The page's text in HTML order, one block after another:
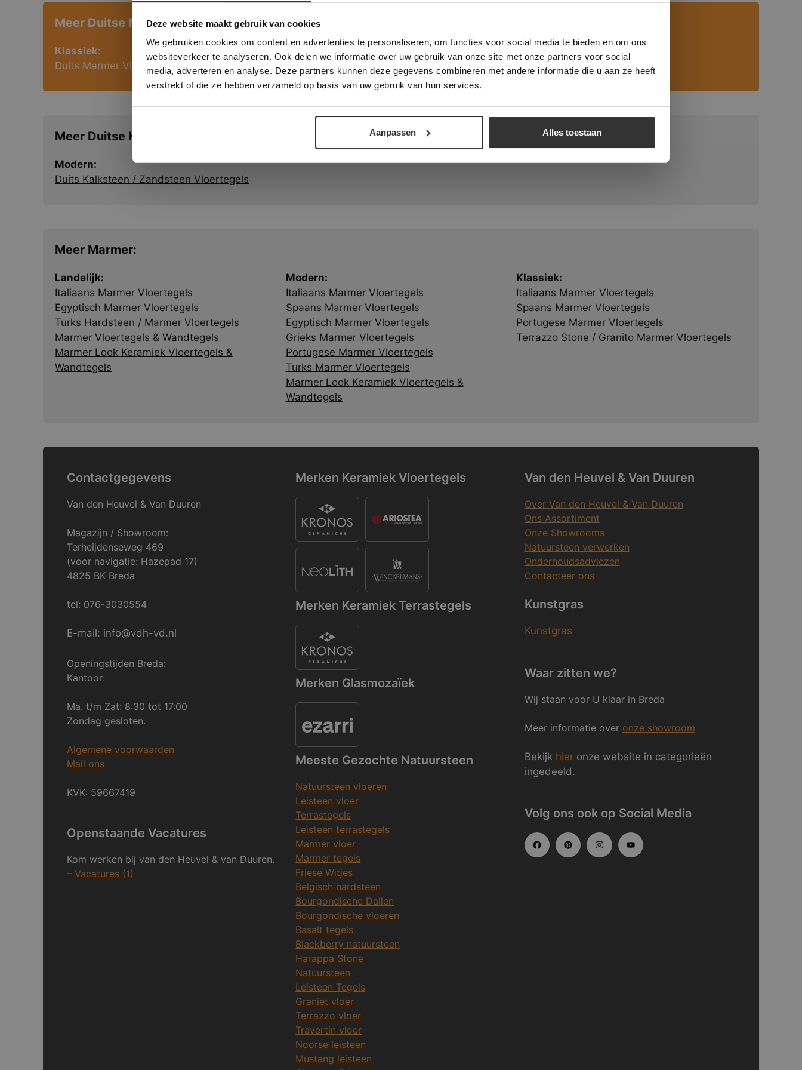
Deze website maakt gebruik van cookies
We gebruiken cookies om content en advertenties te personaliseren, om functies voor social media te bieden en om ons
websiteverkeer te analyseren. Ook delen we informatie over uw gebruik van onze site met onze partners voor social
media, adverteren en analyse. Deze partners kunnen deze gegevens combineren met andere informatie die u aan ze heeft
verstrekt of die ze hebben verzameld op basis van uw gebruik van hun services.
Aanpassen Alles toestaan
Meer Duitse Marmer Vloertegels:
Klassiek:
Duits Marmer Vloertegels
Meer Duitse Kalksteen Vloertegels:
Modern:
Duits Kalksteen / Zandsteen Vloertegels
Meer Marmer:
Landelijk:
Italiaans Marmer Vloertegels
Egyptisch Marmer Vloertegels
Turks Hardsteen / Marmer Vloertegels
Marmer Vloertegels & Wandtegels
Marmer Look Keramiek Vloertegels &
Wandtegels
Modern:
Italiaans Marmer Vloertegels
Spaans Marmer Vloertegels
Egyptisch Marmer Vloertegels
Grieks Marmer Vloertegels
Portugese Marmer Vloertegels
Turks Marmer Vloertegels
Marmer Look Keramiek Vloertegels &
Wandtegels
Klassiek:
Italiaans Marmer Vloertegels
Spaans Marmer Vloertegels
Portugese Marmer Vloertegels
Terrazzo Stone / Granito Marmer Vloertegels
Contactgegevens
Van den Heuvel & Van Duuren
Magazijn / Showroom:
Terheijdenseweg 469
(voor navigatie: Hazepad 17)
4825 BK Breda
tel: 076-3030554
E-mail: info@vdh-vd.nl
Openingstijden Breda:
Kantoor:
Ma. t/m Zat: 8:30 tot 17:00
Zondag gesloten.
Algemene voorwaarden
Mail ons
KVK: 59667419
Openstaande Vacatures
Kom werken bij van den Heuvel & van Duuren.
– Vacatures (1)
Merken Keramiek Vloertegels
Merken Keramiek Terrastegels
Merken Glasmozaïek
Meeste Gezochte Natuursteen
Natuursteen vloeren
Leisteen vloer
Terrastegels
Leisteen terrastegels
Marmer vloer
Marmer tegels
Friese Witjes
Belgisch hardsteen
Bourgondische Dallen
Bourgondische vloeren
Basalt tegels
Blackberry natuursteen
Harappa Stone
Natuursteen
Leisteen Tegels
Graniet vloer
Terrazzo vloer
Travertin vloer
Noorse leisteen
Mustang leisteen
Van den Heuvel & Van Duuren
Over Van den Heuvel & Van Duuren
Ons Assortiment
Onze Showrooms
Natuursteen verwerken
Onderhoudsadviezen
Contacteer ons
Kunstgras
Kunstgras
Waar zitten we?
Wij staan voor U klaar in Breda
Meer informatie over onze showroom
Bekijk hieronze website in categorieën
ingedeeld.
Volg ons ook op Social Media
Deze website gebruikt cookies om de gebruikerservaring te verbeteren. Door gebruik te maken van
onze website geeft u toestemming voor alle cookies in overeenstemming met ons cookiebeleid.
verder
ALLES ACCEPTEREN ALLES AFWIJZEN